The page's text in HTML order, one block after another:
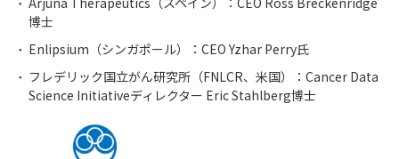
博士
Enlipsium（シンガポール）：CEO Yzhar Perry氏
フレデリック国立がん研究所（FNLCR、米国）：Cancer Data
Science Initiativeディレクター Eric Stahlberg博士